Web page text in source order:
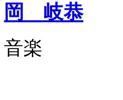
岡 岐恭
音楽